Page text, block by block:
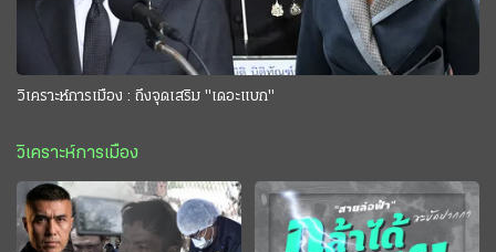
วิเคราะห์การเมือง : ถึงจุดเสริม "เดอะแบก"
วิเคราะห์การเมือง